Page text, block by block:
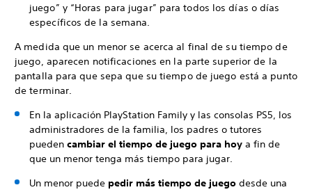
juego” y “Horas para jugar” para todos los días o días
específicos de la semana.
A medida que un menor se acerca al final de su tiempo de
juego, aparecen notificaciones en la parte superior de la
pantalla para que sepa que su tiempo de juego está a punto
de terminar.
En la aplicación PlayStation Family y las consolas PS5, los
administradores de la familia, los padres o tutores
pueden cambiar el tiempo de juego para hoy a fin de
que un menor tenga más tiempo para jugar.
Un menor puede pedir más tiempo de juego desde una